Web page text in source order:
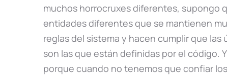
muchos horrocruxes diferentes, supongo
entidades diferentes que se mantienen
reglas del sistema y hacen cumplir que
son las que están definidas por el código.
porque cuando no tenemos que confiar